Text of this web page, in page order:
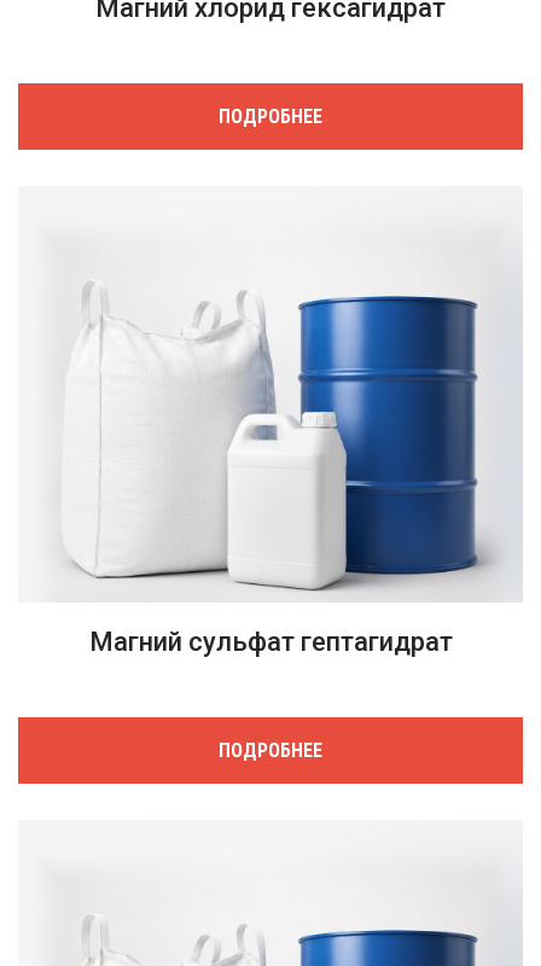
Магний хлорид гексагидрат
ПОДРОБНЕЕ
Магний сульфат гептагидрат
ПОДРОБНЕЕ